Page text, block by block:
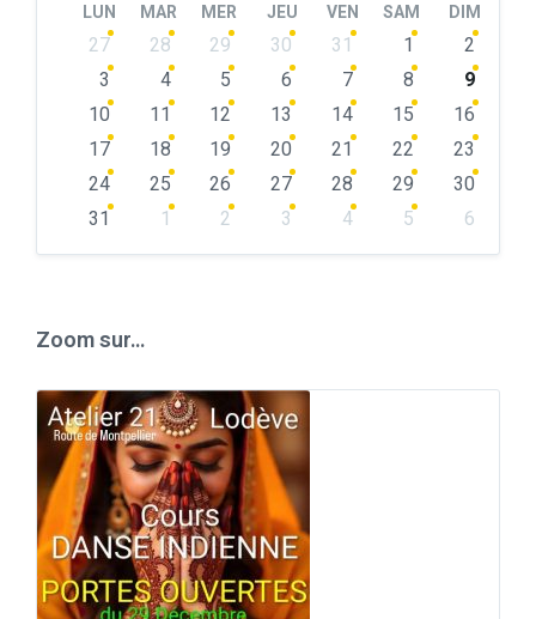
LUN MAR MER JEU VEN SAM DIM
Skip
calendar
27 28 29 30 31 1
2
3
4 5 6 7 8
9
10
11 12 13 14 15
16
17
18 19 20 21 22
23
24
25 26 27 28 29
30
31
1 2 3 4 5
6
Zoom sur…